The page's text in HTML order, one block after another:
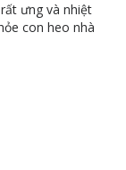
ưng và nhiệt
con heo nhà